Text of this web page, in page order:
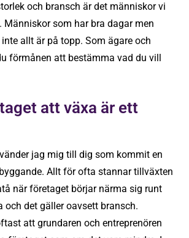
och bransch är det människor vi
Människor som har bra dagar men
allt är på topp. Som ägare och
förmånen att bestämma vad du vill
att växa är ett
jag mig till dig som kommit en
Allt för ofta stannar tillväxten
när företaget börjar närma sig runt
och det gäller oavsett bransch.
att grundaren och entreprenören